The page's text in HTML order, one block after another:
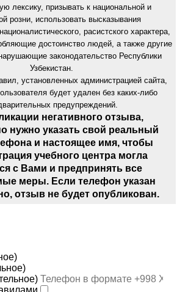
лексику, призывать к национальной и
розни, использовать высказывания
расистского характера,
достоинство людей, а также другие
законодательство Республики
Узбекистан.
установленных администрацией сайта,
будет удален без каких-либо
предупреждений.
негативного отзыва,
нужно указать свой реальный
и настоящее имя, чтобы
учебного центра могла
с Вами и предпринять все
меры. Если телефон указан
отзыв не будет опубликован.